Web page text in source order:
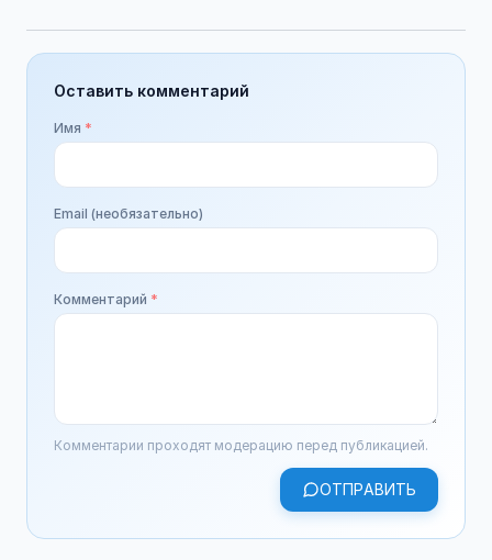
Оставить комментарий
Имя *
Email (необязательно)
Комментарий *
Комментарии проходят модерацию перед публикацией.
ОТПРАВИТЬ